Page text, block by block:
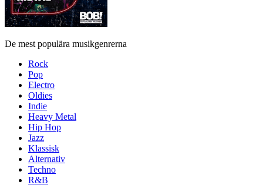
De mest populära musikgenrerna
Rock
Pop
Electro
Oldies
Indie
Heavy Metal
Hip Hop
Jazz
Klassisk
Alternativ
Techno
R&B